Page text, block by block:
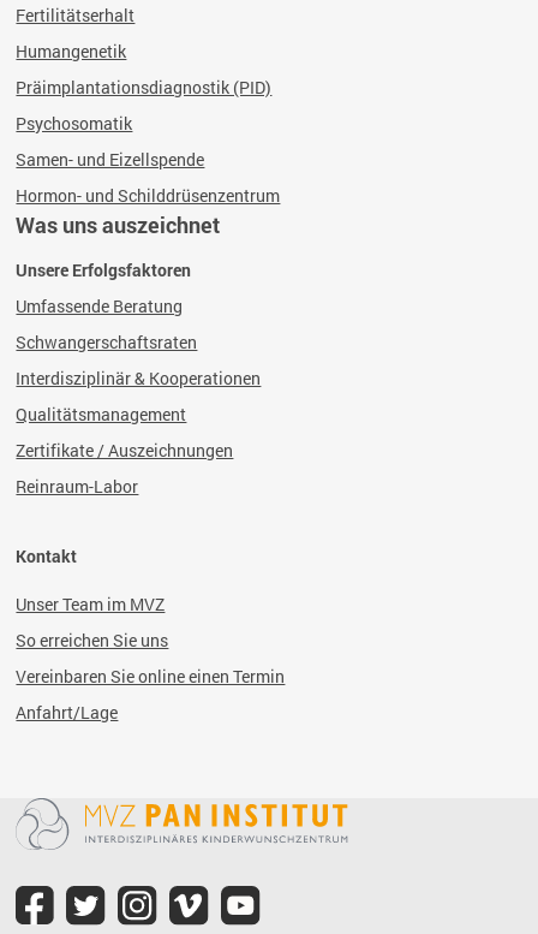
Fertilitätserhalt
Humangenetik
Präimplantationsdiagnostik (PID)
Psychosomatik
Samen- und Eizellspende
Hormon- und Schilddrüsenzentrum
Was uns auszeichnet
Unsere Erfolgsfaktoren
Umfassende Beratung
Schwangerschaftsraten
Interdisziplinär & Kooperationen
Qualitätsmanagement
Zertifikate / Auszeichnungen
Reinraum-Labor
Kontakt
Unser Team im MVZ
So erreichen Sie uns
Vereinbaren Sie online einen Termin
Anfahrt/Lage